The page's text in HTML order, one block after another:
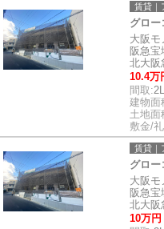
賃貸｜
グロ
大阪モ
阪急宝
北大阪
10.4万
間取:
建物面
土地面
敷金/
賃貸｜
グロ
大阪モ
阪急宝
北大阪
10万円